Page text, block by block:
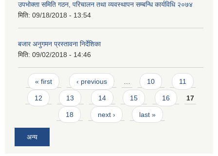
उपभोक्ता समिति गठन, परिचालन तथा व्यवस्थापन सम्बन्धि कार्यविधि २०७४
मिति: 09/18/2018 - 13:54
बजार अनुगमन प्रस्तावना निर्देशिका
मिति: 09/02/2018 - 14:46
Pages
« first ‹ previous 10 11
12 13 14 15 16 17
18 next › last »
अन्य